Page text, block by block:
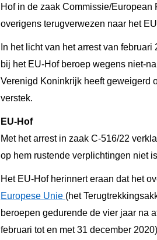
Hof in de zaak Commissie/European
overigens terugverwezen naar het
In het licht van het arrest van
bij het EU-Hof beroep wegens niet-
Verenigd Koninkrijk heeft geweigerd
verstek.
EU-Hof
Met het arrest in zaak C-516/22
op hem rustende verplichtingen niet
Het EU-Hof herinnert eraan dat het
Europese Unie (het
beroepen gedurende de vier jaar na
februari tot en met 31 december